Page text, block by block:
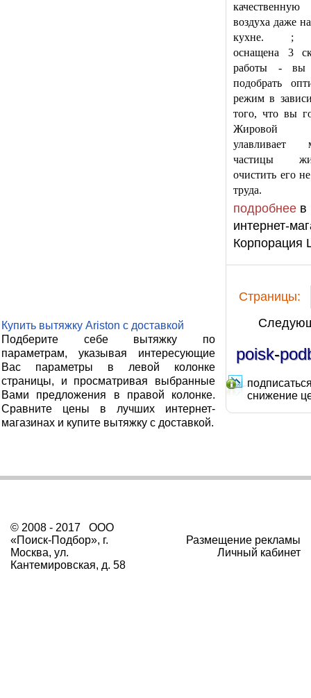
воздуха даже
кухне. ;
оснащена 3
работы - вы
подобрать
режим в
того, что вы
Жировой
улавливает
частицы
очистить его
труда.
подробнее в
интернет-
Корпорация
Cтраницы:
poisk-
снижение
Купить вытяжку Ariston с доставкой
Подберите себе вытяжку по
параметрам, указывая интересующие
Вас параметры в левой колонке
страницы, и просматривая выбранные
Вами предложения в правой колонке.
Сравните цены в лучших интернет-
магазинах и купите вытяжку с доставкой.
© 2008 - 2017 ООО
«Поиск-Подбор», г.
Москва, ул.
Кантемировская, д. 58
Размещение рекламы
Личный кабинет